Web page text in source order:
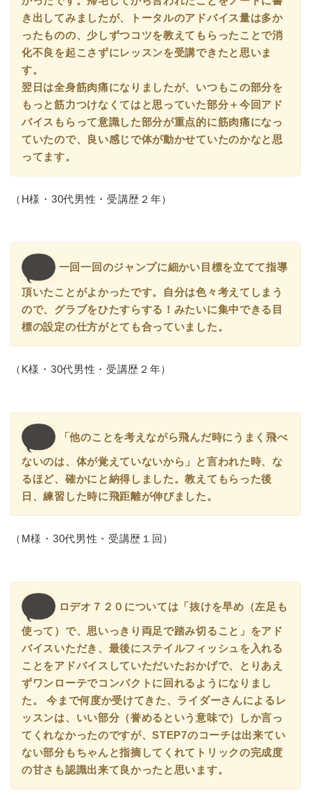
き出してみましたが、トータルのアドバイス量は多か
ったものの、少しずつコツを教えてもらったことで消
化不良を起こさずにレッスンを受講できたと思いま
す。
翌日は全身筋肉痛になりましたが、いつもこの部分を
もっと筋力つけなくてはと思っていた部分＋今回アド
バイスもらって意識した部分が重点的に筋肉痛になっ
ていたので、良い感じで体が動かせていたのかなと思
ってます。
（H様・30代男性・受講歴２年）
一回一回のジャンプに細かい目標を立てて指導
頂いたことがよかったです。自分は色々考えてしまう
ので、グラブをひたすらする！みたいに集中できる目
標の設定の仕方がとても合っていました。
（K様・30代男性・受講歴２年）
「他のことを考えながら飛んだ時にうまく飛べ
ないのは、体が覚えていないから」と言われた時、な
るほど、確かにと納得しました。教えてもらった後
日、練習した時に飛距離が伸びました。
（M様・30代男性・受講歴１回）
ロデオ７２０については「抜けを早め（左足も
使って）で、思いっきり両足で踏み切ること」をアド
バイスいただき、最後にステイルフィッシュを入れる
ことをアドバイスしていただいたおかげで、とりあえ
ずワンローテでコンパクトに回れるようになりまし
た。 今まで何度か受けてきた、ライダーさんによるレ
ッスンは、いい部分（誉めるという意味で）しか言っ
てくれなかったのですが、STEP7のコーチは出来てい
ない部分もちゃんと指摘してくれてトリックの完成度
の甘さも認識出来て良かったと思います。